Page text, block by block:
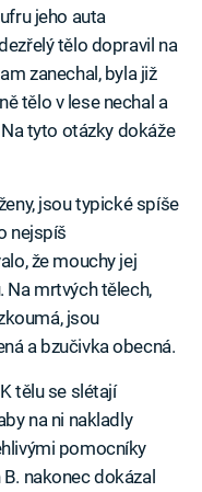
jeho auta
tělo dopravil na
zanechal, byla již
tělo v lese nechal a
tyto otázky dokáže
jsou typické spíše
nejspíš
že mouchy jej
Na mrtvých tělech,
jsou
a bzučivka obecná.
tělu se slétají
na ni nakladly
pomocníky
nakonec dokázal